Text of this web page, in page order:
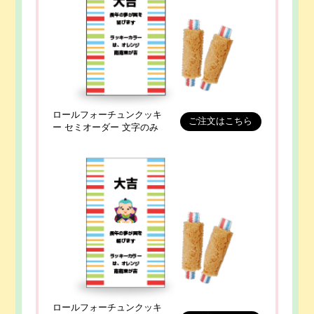
ロールフォーチュンクッキ
ー セミオーダー 文字のみ
ご注文はこちら
ロールフォーチュンクッキ